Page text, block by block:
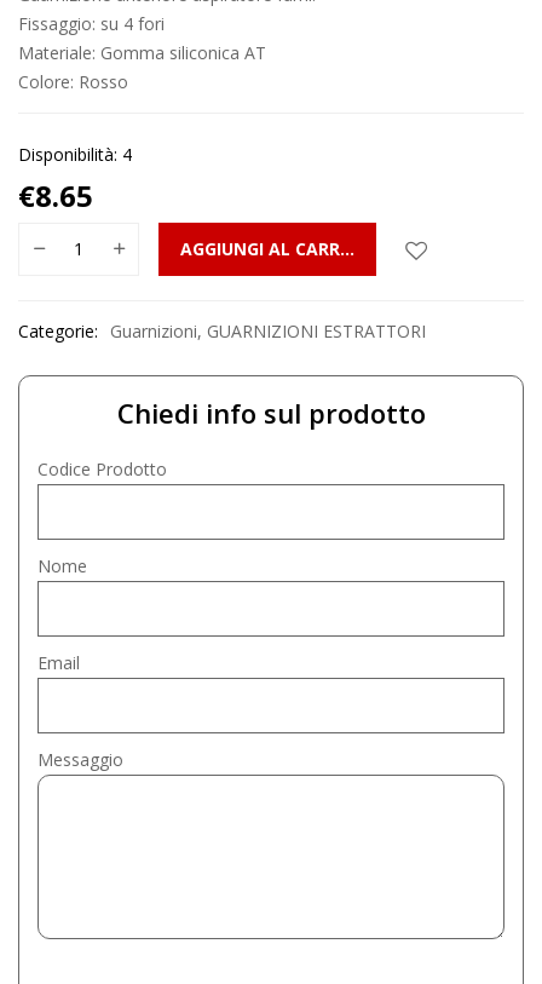
Fissaggio: su 4 fori
Materiale: Gomma siliconica AT
Colore: Rosso
Disponibilità: 4
€8.65
AGGIUNGI AL CARRELLO
Categorie: Guarnizioni, GUARNIZIONI ESTRATTORI
Chiedi info sul prodotto
Codice Prodotto
Nome
Email
Messaggio